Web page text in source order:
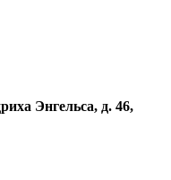
Энгельса, д. 46,